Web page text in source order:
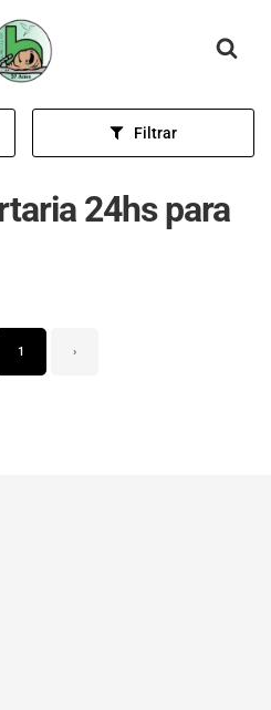
inicial
Filtrar
24hs para
1 ›